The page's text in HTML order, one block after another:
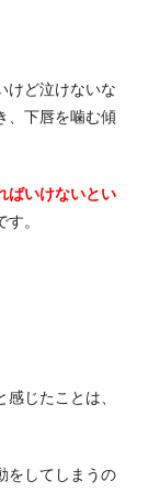
けど泣けないな
、下唇を噛む傾
ばいけないとい
。
じたことは、
をしてしまうの